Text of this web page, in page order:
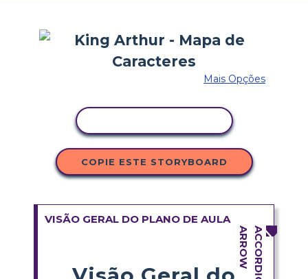
Mais Opções
COPIE ESTE STORYBOARD
VISÃO GERAL DO PLANO DE AULA